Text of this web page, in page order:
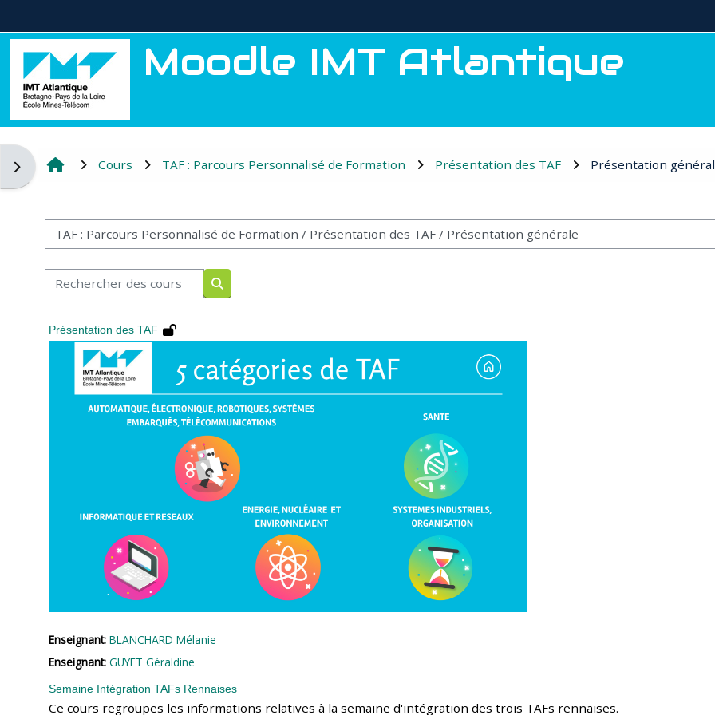
Moodle IMT Atlantique
Ouvrir le tiroir des blocs
Cours TAF : Parcours Personnalisé de Formation Présentation des TAF Présentation
Catégories de cours
Rechercher des cours
Rechercher des cours
Présentation des TAF
Enseignant:BLANCHARD Mélanie
Enseignant:GUYET Géraldine
Semaine Intégration TAFs Rennaises
Ce cours regroupes les informations relatives à la semaine d'intégration des trois TAFs rennaises.